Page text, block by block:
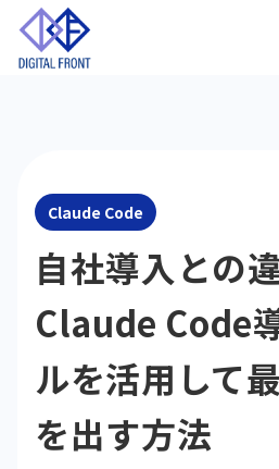
Claude Code
自社導入との
Claude Code
ルを活用して
を出す方法